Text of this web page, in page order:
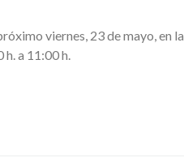
viernes, 23 de mayo, en la
a 11:00 h.